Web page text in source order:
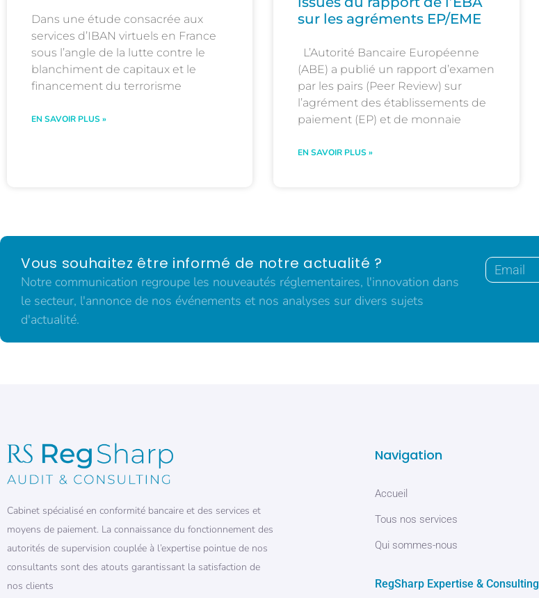
Dans une étude consacrée aux
services d’IBAN virtuels en France
sous l’angle de la lutte contre le
blanchiment de capitaux et le
financement du terrorisme
EN SAVOIR PLUS »
sur les agréments EP/EME
L’Autorité Bancaire Européenne
(ABE) a publié un rapport d’examen
par les pairs (Peer Review) sur
l’agrément des établissements de
paiement (EP) et de monnaie
EN SAVOIR PLUS »
Vous souhaitez être informé de notre actualité ?
Notre communication regroupe les nouveautés réglementaires, l'innovation dans
le secteur, l'annonce de nos événements et nos analyses sur divers sujets
d'actualité.
Cabinet spécialisé en conformité bancaire et des services et
moyens de paiement. La connaissance du fonctionnement des
autorités de supervision couplée à l’expertise pointue de nos
consultants sont des atouts garantissant la satisfaction de
nos clients
Navigation
Accueil
Tous nos services
Qui sommes-nous
RegSharp Expertise & Consulting